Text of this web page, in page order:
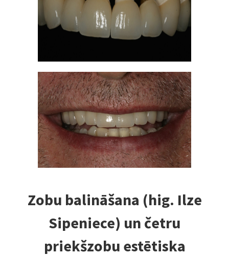
Zobu balināšana (hig. Ilze
Sipeniece) un četru
priekšzobu estētiska